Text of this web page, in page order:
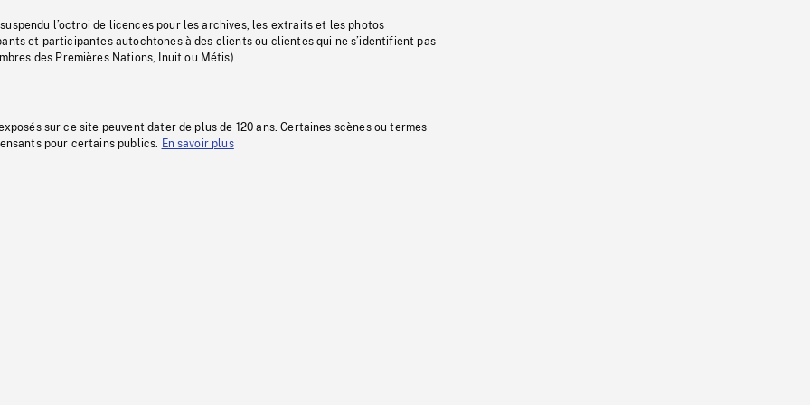
l’octroi de licences pour les archives, les extraits et les photos
et participantes autochtones à des clients ou clientes qui ne s’identifient pas
des Premières Nations, Inuit ou Métis).
sur ce site peuvent dater de plus de 120 ans. Certaines scènes ou termes
pour certains publics.
En savoir plus